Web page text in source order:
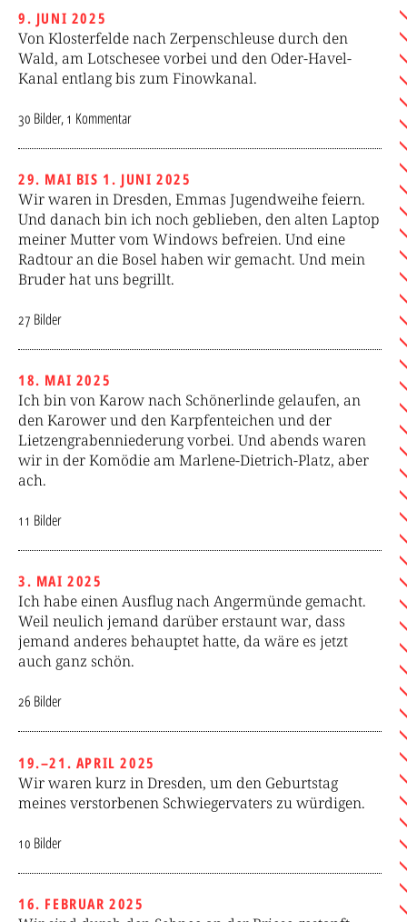
9. JUNI 2025
Von Klosterfelde nach Zerpenschleuse durch den
Wald, am Lotschesee vorbei und den Oder-Havel-
Kanal entlang bis zum Finowkanal.
30 Bilder, 1 Kommentar
29. MAI BIS 1. JUNI 2025
Wir waren in Dresden, Emmas Jugendweihe feiern.
Und danach bin ich noch geblieben, den alten Laptop
meiner Mutter vom Windows befreien. Und eine
Radtour an die Bosel haben wir gemacht. Und mein
Bruder hat uns begrillt.
27 Bilder
18. MAI 2025
Ich bin von Karow nach Schönerlinde gelaufen, an
den Karower und den Karpfenteichen und der
Lietzengrabenniederung vorbei. Und abends waren
wir in der Komödie am Marlene-Dietrich-Platz, aber
ach.
11 Bilder
3. MAI 2025
Ich habe einen Ausflug nach Angermünde gemacht.
Weil neulich jemand darüber erstaunt war, dass
jemand anderes behauptet hatte, da wäre es jetzt
auch ganz schön.
26 Bilder
19.–21. APRIL 2025
Wir waren kurz in Dresden, um den Geburtstag
meines verstorbenen Schwiegervaters zu würdigen.
10 Bilder
16. FEBRUAR 2025